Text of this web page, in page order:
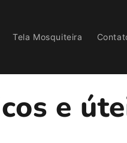
Tela Mosquiteira
e